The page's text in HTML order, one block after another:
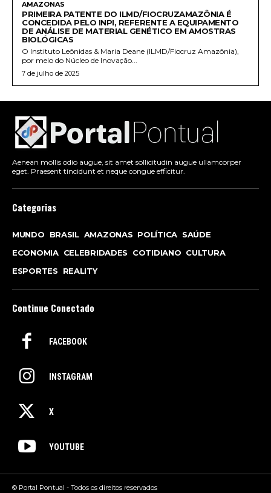
AMAZONAS
PRIMEIRA PATENTE DO ILMD/FIOCRUZAMAZÔNIA É
CONCEDIDA PELO INPI, REFERENTE A EQUIPAMENTO
DE ANÁLISE DE MATERIAL GENÉTICO EM AMOSTRAS
BIOLÓGICAS
O Instituto Leônidas & Maria Deane (ILMD/Fiocruz Amazônia),
por meio do Núcleo de Inovação...
7 de julho de 2025
Aenean mollis odio augue, sit amet sollicitudin augue ullamcorper
eget. Praesent tincidunt et neque congue efficitur.
Categorias
MUNDO BRASIL AMAZONAS POLÍTICA SAÚDE
ECONOMIA CELEBRIDADES COTIDIANO CULTURA
ESPORTES
REALITY
Continue Conectado
FACEBOOK
INSTAGRAM
X
YOUTUBE
© Portal Pontual - Todos os direitos reservados